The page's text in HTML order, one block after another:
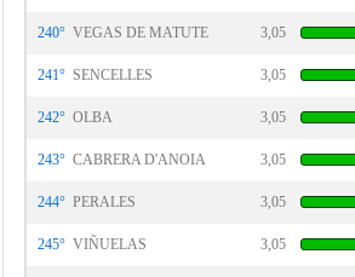
240° VEGAS DE MATUTE 3,05
241° SENCELLES 3,05
242° OLBA 3,05
243° CABRERA D'ANOIA 3,05
244° PERALES 3,05
245° VIÑUELAS 3,05